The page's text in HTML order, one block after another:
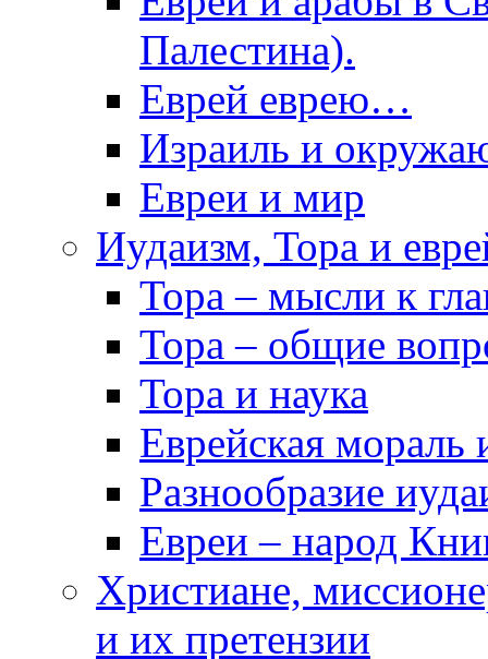
Палестина).
Еврей еврею…
Израиль и
Евреи и мир
Иудаизм, Тора и
Тора – мысли к
Тора – общие
Тора и наука
Еврейская мораль
Разнообразие
Евреи – народ
Христиане,
и их претензии